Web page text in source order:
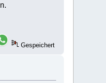
Gespeichert